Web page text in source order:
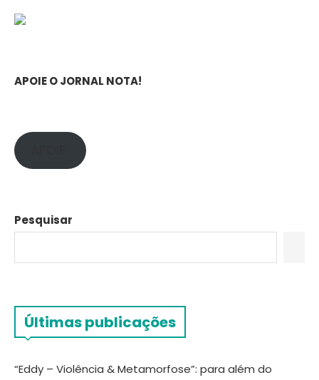
APOIE O JORNAL NOTA!
Pesquisar
Últimas publicações
“Eddy – Violência & Metamorfose”: para além do